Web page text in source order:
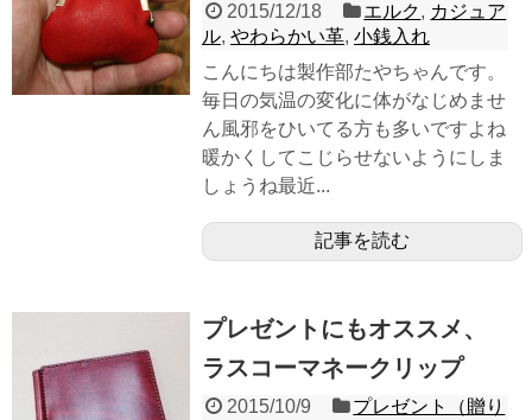
2015/12/18 エルク, カジュア
ル, やわらかい革, 小銭入れ
こんにちは製作部たやちゃんです。
毎日の気温の変化に体がなじめませ
ん風邪をひいてる方も多いですよね
暖かくしてこじらせないようにしま
しょうね最近...
記事を読む
プレゼントにもオススメ、
ラスコーマネークリップ
2015/10/9
プレゼント（贈り